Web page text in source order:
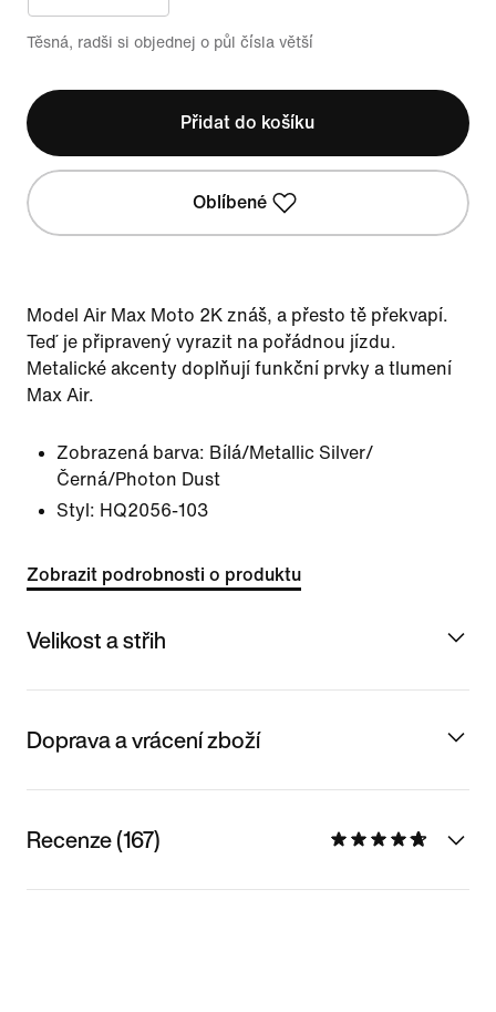
Těsná, radši si objednej o půl čísla větší
Přidat do košíku
Oblíbené
Model Air Max Moto 2K znáš, a přesto tě překvapí.
Teď je připravený vyrazit na pořádnou jízdu.
Metalické akcenty doplňují funkční prvky a tlumení
Max Air.
Zobrazená barva: Bílá/Metallic Silver/
Černá/Photon Dust
Styl: HQ2056-103
Zobrazit podrobnosti o produktu
Velikost a střih
Doprava a vrácení zboží
Recenze (167)